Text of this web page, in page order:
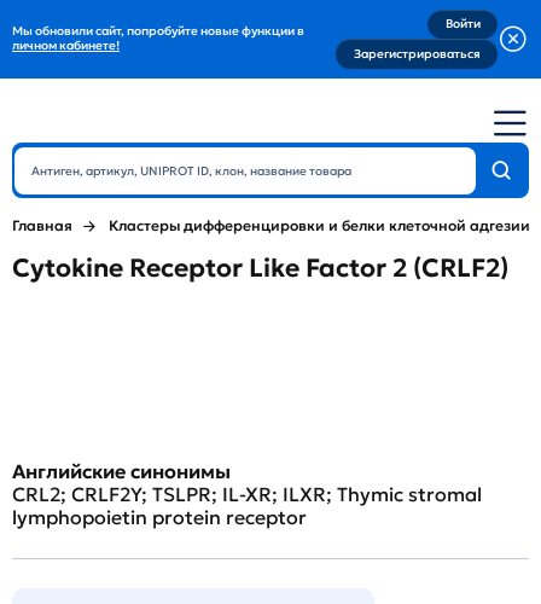
Мы обновили сайт, попробуйте новые функции в
личном кабинете!
Войти
Зарегистрироваться
Главная Кластеры дифференцировки и белки клеточной адгезии
Cytokine Receptor Like Factor 2 (CRLF2)
Английские синонимы
CRL2; CRLF2Y; TSLPR; IL-XR; ILXR; Thymic stromal
lymphopoietin protein receptor